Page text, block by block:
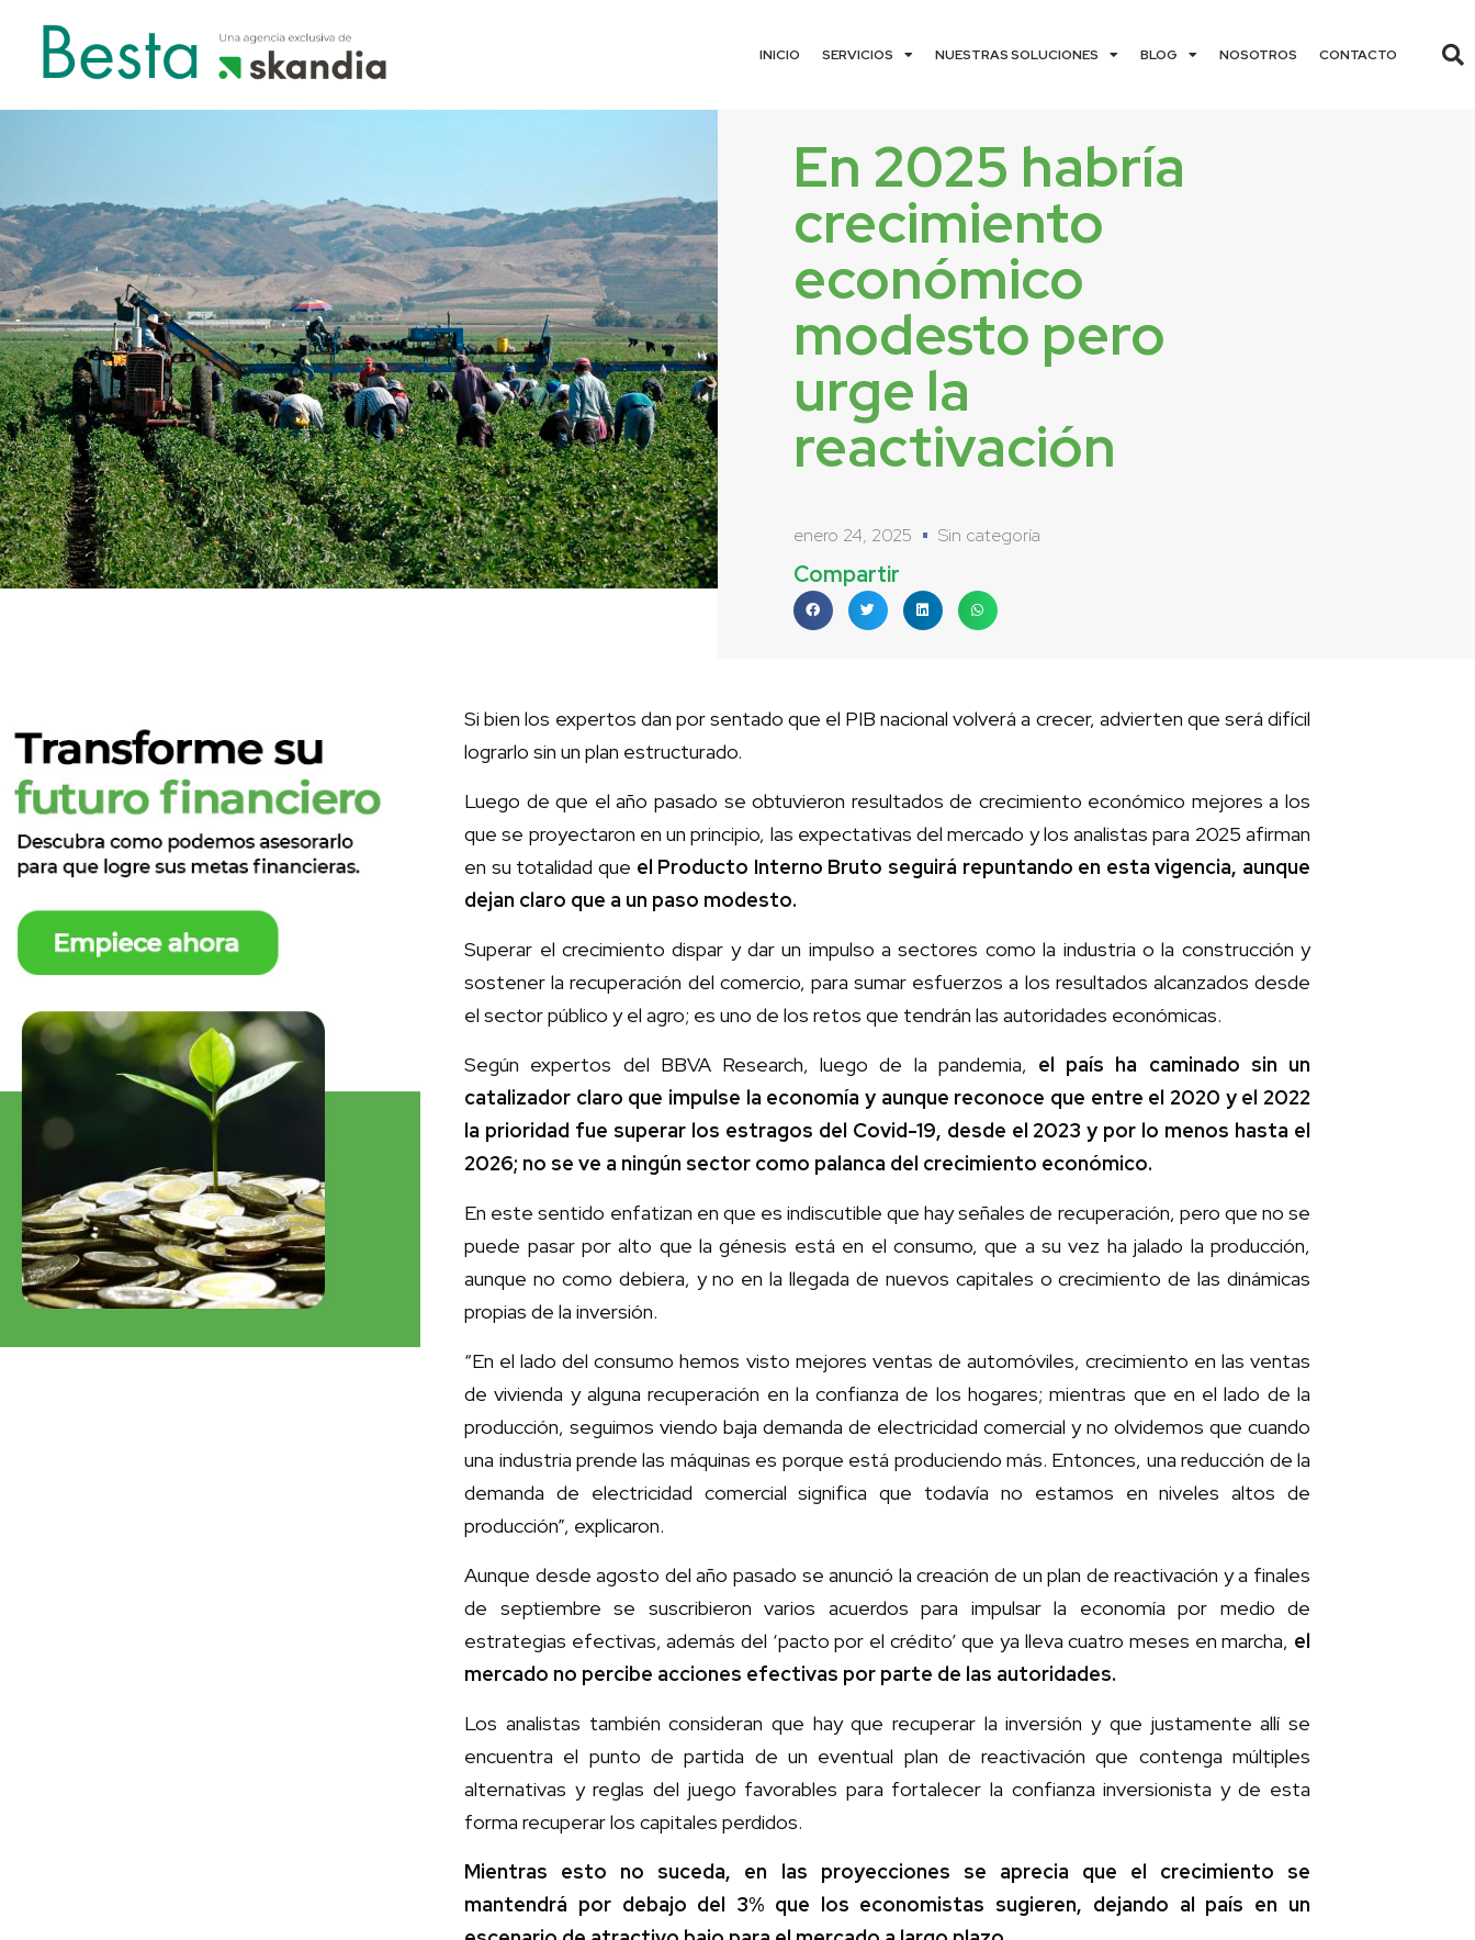
INICIO SERVICIOS NUESTRAS SOLUCIONES BLOG NOSOTROS CONTACTO
En 2025 habría
crecimiento
económico
modesto pero
urge la
reactivación
enero 24, 2025 Sin categoría
Compartir
Si bien los expertos dan por sentado que el PIB nacional volverá a crecer, advierten que será difícil
lograrlo sin un plan estructurado.
Luego de que el año pasado se obtuvieron resultados de crecimiento económico mejores a los
que se proyectaron en un principio, las expectativas del mercado y los analistas para 2025 afirman
en su totalidad que el Producto Interno Bruto seguirá repuntando en esta vigencia, aunque
dejan claro que a un paso modesto.
Superar el crecimiento dispar y dar un impulso a sectores como la industria o la construcción y
sostener la recuperación del comercio, para sumar esfuerzos a los resultados alcanzados desde
el sector público y el agro; es uno de los retos que tendrán las autoridades económicas.
Según expertos del BBVA Research, luego de la pandemia, el país ha caminado sin un
catalizador claro que impulse la economía y aunque reconoce que entre el 2020 y el 2022
la prioridad fue superar los estragos del Covid-19, desde el 2023 y por lo menos hasta el
2026; no se ve a ningún sector como palanca del crecimiento económico.
En este sentido enfatizan en que es indiscutible que hay señales de recuperación, pero que no se
puede pasar por alto que la génesis está en el consumo, que a su vez ha jalado la producción,
aunque no como debiera, y no en la llegada de nuevos capitales o crecimiento de las dinámicas
propias de la inversión.
“En el lado del consumo hemos visto mejores ventas de automóviles, crecimiento en las ventas
de vivienda y alguna recuperación en la confianza de los hogares; mientras que en el lado de la
producción, seguimos viendo baja demanda de electricidad comercial y no olvidemos que cuando
una industria prende las máquinas es porque está produciendo más. Entonces, una reducción de la
demanda de electricidad comercial significa que todavía no estamos en niveles altos de
producción”, explicaron.
Aunque desde agosto del año pasado se anunció la creación de un plan de reactivación y a finales
de septiembre se suscribieron varios acuerdos para impulsar la economía por medio de
estrategias efectivas, además del ‘pacto por el crédito’ que ya lleva cuatro meses en marcha, el
mercado no percibe acciones efectivas por parte de las autoridades.
Los analistas también consideran que hay que recuperar la inversión y que justamente allí se
encuentra el punto de partida de un eventual plan de reactivación que contenga múltiples
alternativas y reglas del juego favorables para fortalecer la confianza inversionista y de esta
forma recuperar los capitales perdidos.
Mientras esto no suceda, en las proyecciones se aprecia que el crecimiento se
mantendrá por debajo del 3% que los economistas sugieren, dejando al país en un